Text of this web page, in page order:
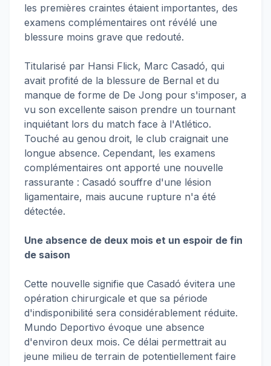
les premières craintes étaient importantes, des
examens complémentaires ont révélé une
blessure moins grave que redouté.
Titularisé par Hansi Flick, Marc Casadó, qui
avait profité de la blessure de Bernal et du
manque de forme de De Jong pour s'imposer, a
vu son excellente saison prendre un tournant
inquiétant lors du match face à l'Atlético.
Touché au genou droit, le club craignait une
longue absence. Cependant, les examens
complémentaires ont apporté une nouvelle
rassurante : Casadó souffre d'une lésion
ligamentaire, mais aucune rupture n'a été
détectée.
Une absence de deux mois et un espoir de fin
de saison
Cette nouvelle signifie que Casadó évitera une
opération chirurgicale et que sa période
d'indisponibilité sera considérablement réduite.
Mundo Deportivo évoque une absence
d'environ deux mois. Ce délai permettrait au
jeune milieu de terrain de potentiellement faire